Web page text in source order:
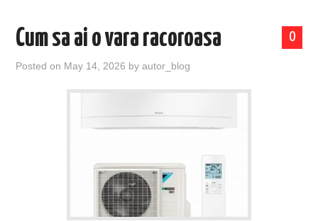
0
Cum sa ai o vara racoroasa
Posted on May 14, 2026 byautor_blog